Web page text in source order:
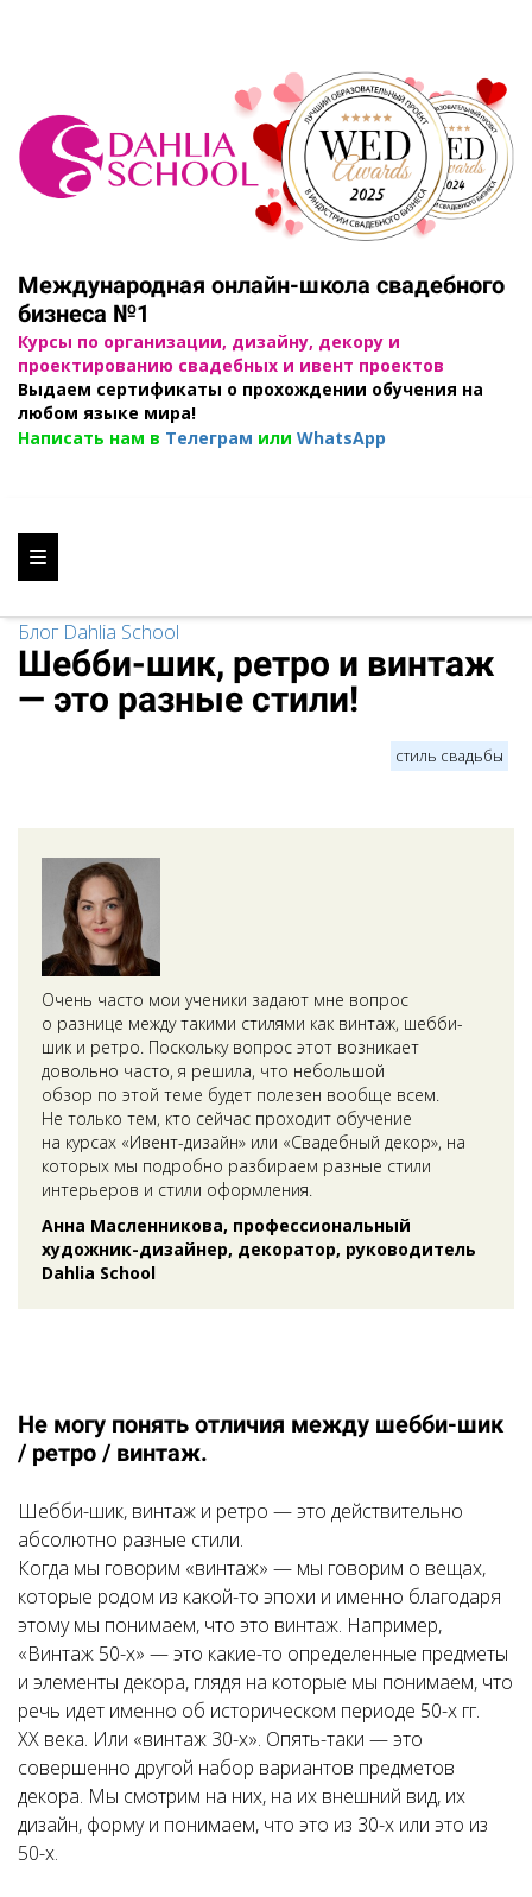
Международная онлайн-школа свадебного
бизнеса №1
Курсы по организации, дизайну, декору и
проектированию свадебных и ивент проектов
Выдаем сертификаты о прохождении обучения на
любом языке мира!
Написать нам в Телеграм или WhatsApp
Блог Dahlia School
Шебби-шик, ретро и винтаж
— это разные стили!
стиль свадьбы
Очень часто мои ученики задают мне вопрос
о разнице между такими стилями как винтаж, шебби-
шик и ретро. Поскольку вопрос этот возникает
довольно часто, я решила, что небольшой
обзор по этой теме будет полезен вообще всем.
Не только тем, кто сейчас проходит обучение
на курсах «Ивент-дизайн» или «Свадебный декор», на
которых мы подробно разбираем разные стили
интерьеров и стили оформления.
Анна Масленникова, профессиональный
художник-дизайнер, декоратор, руководитель
Dahlia School
Не могу понять отличия между шебби-шик
/ ретро / винтаж.
Шебби-шик, винтаж и ретро — это действительно
абсолютно разные стили.
Когда мы говорим «винтаж» — мы говорим о вещах,
которые родом из какой-то эпохи и именно благодаря
этому мы понимаем, что это винтаж. Например,
«Винтаж 50-х» — это какие-то определенные предметы
и элементы декора, глядя на которые мы понимаем, что
речь идет именно об историческом периоде 50-х гг.
XX века. Или «винтаж 30-х». Опять-таки — это
совершенно другой набор вариантов предметов
декора. Мы смотрим на них, на их внешний вид, их
дизайн, форму и понимаем, что это из 30-х или это из
50-х.